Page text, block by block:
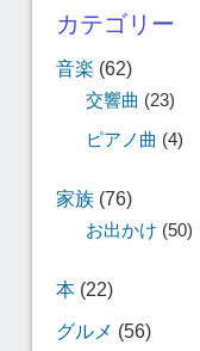
カテゴリー
音楽 (62)
交響曲 (23)
ピアノ曲 (4)
家族(76)
お出かけ (50)
本(22)
グルメ (56)